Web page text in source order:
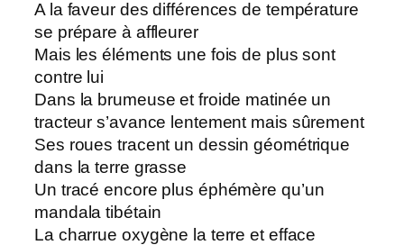
A la faveur des différences de température
se prépare à affleurer
Mais les éléments une fois de plus sont
contre lui
Dans la brumeuse et froide matinée un
tracteur s’avance lentement mais sûrement
Ses roues tracent un dessin géométrique
dans la terre grasse
Un tracé encore plus éphémère qu’un
mandala tibétain
La charrue oxygène la terre et efface